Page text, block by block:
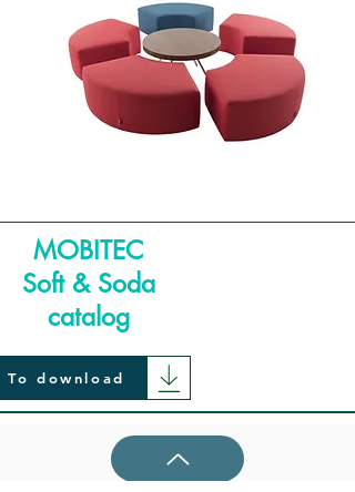
MOBITEC
Soft & Soda
catalog
To download